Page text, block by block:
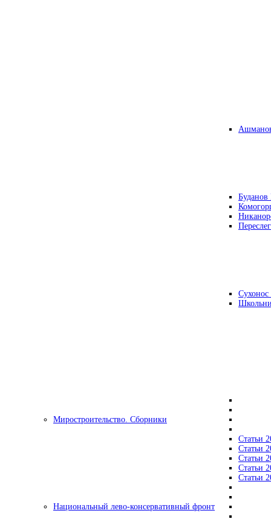
Буданов
Миростроительство. Сборники
Статьи
Статьи
Статьи
Статьи
Статьи
Национальный лево-консервативный фронт